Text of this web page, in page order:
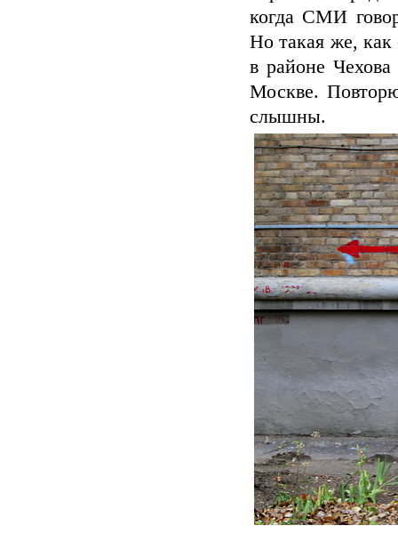
когда СМИ
Но такая же,
в районе
Москве.
слышны.